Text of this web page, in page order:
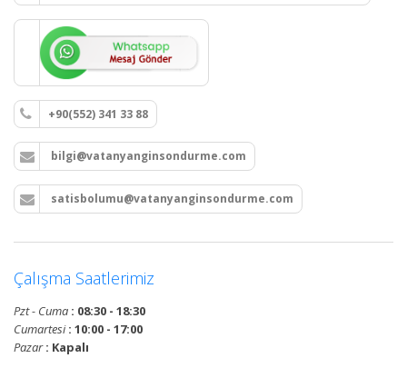
+90(552) 341 33 88
bilgi@vatanyanginsondurme.com
satisbolumu@vatanyanginsondurme.com
Çalışma Saatlerimiz
Pzt - Cuma : 08:30 - 18:30
Cumartesi: 10:00 - 17:00
Pazar: Kapalı